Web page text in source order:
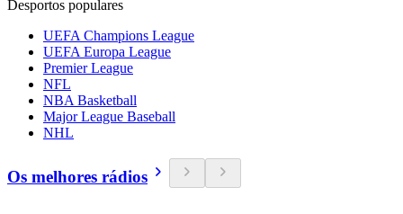
Desportos populares
UEFA Champions League
UEFA Europa League
Premier League
NFL
NBA Basketball
Major League Baseball
NHL
Os melhores rádios